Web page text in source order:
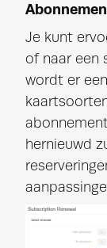
Je kunt
of naar een
wordt er
hernieuwd